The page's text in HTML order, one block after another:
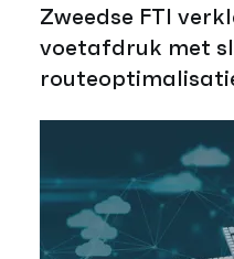
Zweedse FTI
voetafdruk met